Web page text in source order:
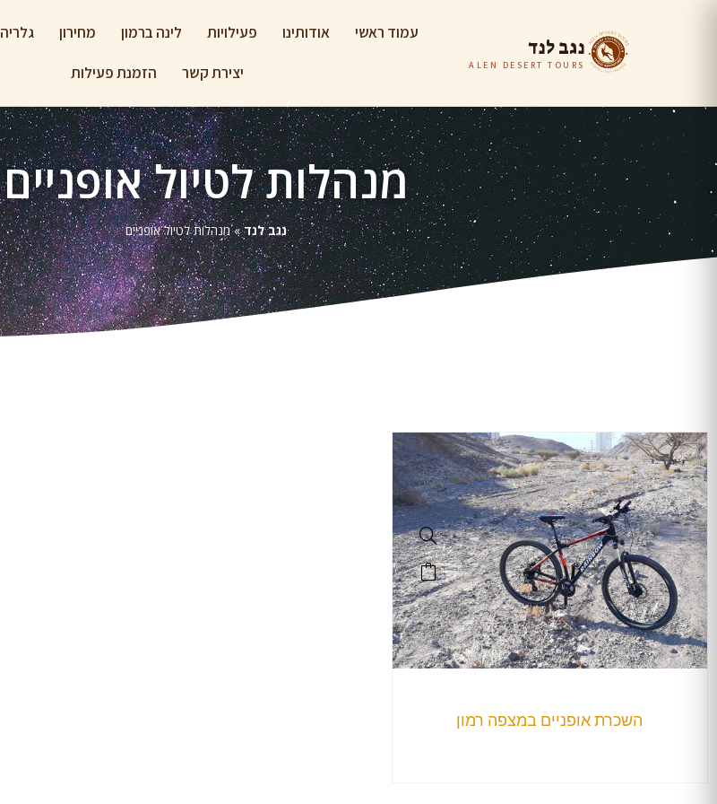
נגב לנד
ALEN DESERT TOURS
עמוד ראשי אודותינו פעילויות לינה ברמון מחירון גלריה
יצירת קשר הזמנת פעילות
מנהלות לטיול אופניים
נגב לנד»מנהלות לטיול אופניים
השכרת אופניים במצפה רמון